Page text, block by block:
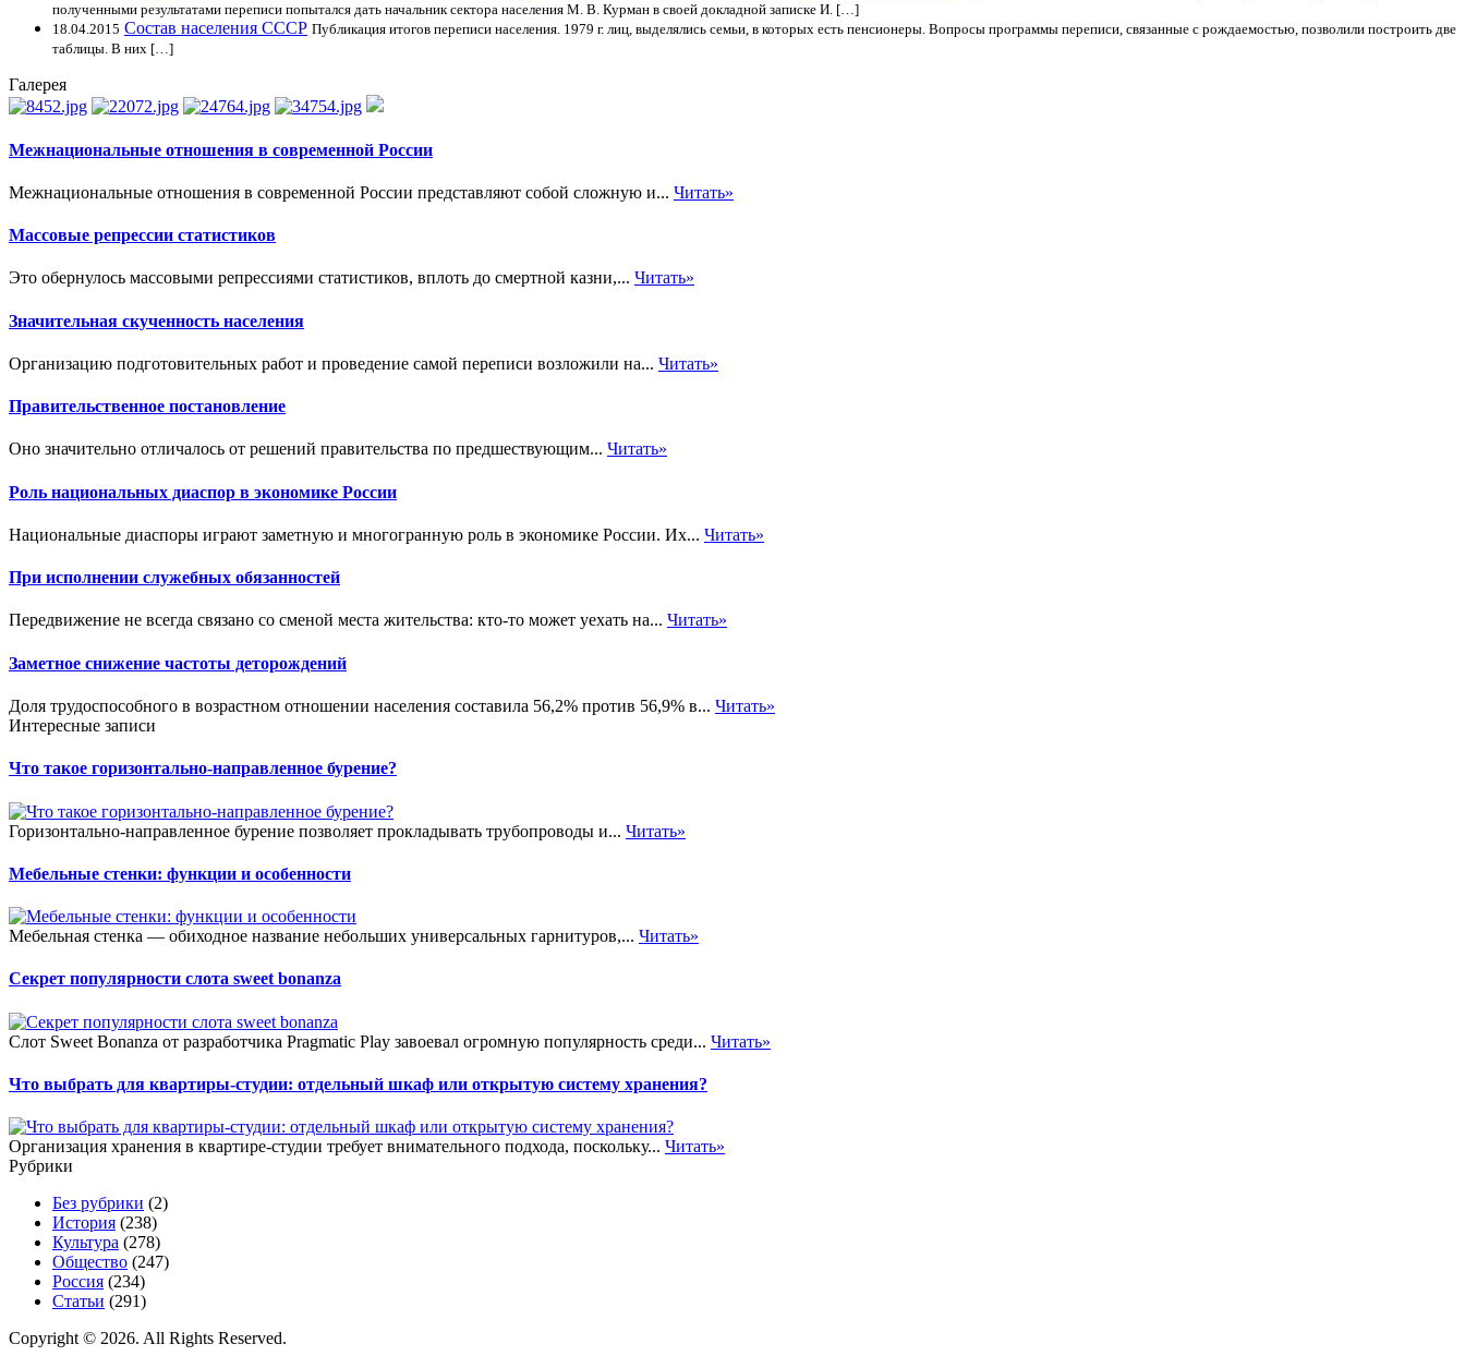
полученными результатами переписи попытался дать начальник сектора населения М. В. Курман в своей докладной записке И. […]
18.04.2015 Состав населения СССР Публикация итогов переписи населения. 1979 г. лиц, выделялись семьи, в которых есть пенсионеры. Вопросы программы переписи, связанные с рождаемостью, позволили построить две
таблицы. В них […]
Галерея
Межнациональные отношения в современной России
Межнациональные отношения в современной России представляют собой сложную и... Читать»
Массовые репрессии статистиков
Это обернулось массовыми репрессиями статистиков, вплоть до смертной казни,... Читать»
Значительная скученность населения
Организацию подготовительных работ и проведение самой переписи возложили на... Читать»
Правительственное постановление
Оно значительно отличалось от решений правительства по предшествующим... Читать»
Роль национальных диаспор в экономике России
Национальные диаспоры играют заметную и многогранную роль в экономике России. Их... Читать»
При исполнении служебных обязанностей
Передвижение не всегда связано со сменой места жительства: кто-то может уехать на... Читать»
Заметное снижение частоты деторождений
Доля трудоспособного в возрастном отношении населения составила 56,2% против 56,9% в... Читать»
Интересные записи
Что такое горизонтально-направленное бурение?
Горизонтально-направленное бурение позволяет прокладывать трубопроводы и... Читать»
Мебельные стенки: функции и особенности
Мебельная стенка — обиходное название небольших универсальных гарнитуров,... Читать»
Секрет популярности слота sweet bonanza
Слот Sweet Bonanza от разработчика Pragmatic Play завоевал огромную популярность среди... Читать»
Что выбрать для квартиры-студии: отдельный шкаф или открытую систему хранения?
Организация хранения в квартире-студии требует внимательного подхода, поскольку... Читать»
Рубрики
Без рубрики (2)
История (238)
Культура (278)
Общество (247)
Россия (234)
Статьи (291)
Copyright © 2026. All Rights Reserved.